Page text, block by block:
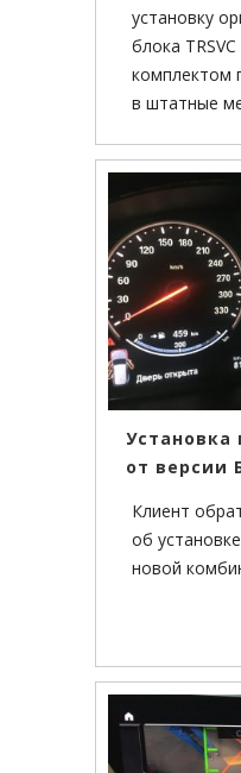
установку
блока
комплектом
в штатные
Установка
от версии
Клиент
об
новой